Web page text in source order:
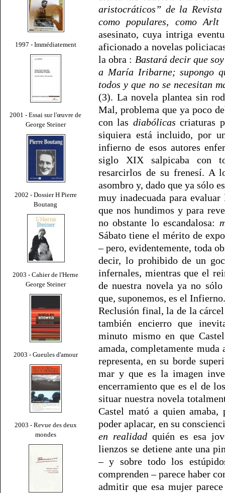
1997 - Immédiatement
2001 - Essai sur l'œuvre de
George Steiner
2002 - Dossier H Pierre
Boutang
2003 - Cahier de l'Herne
George Steiner
2003 - Gueules d'amour
2003 - Revue des deux
mondes
aristocráticos” de la
como populares, como Arlt
asesinato, cuya intriga
aficionado a novelas
la obra : Bastará decir que
a María Iribarne; supongo
todos y que no se necesitan
(3). La novela plantea sin
Mal, problema que ya poco
con las diabólicas criaturas
siquiera está incluido, por
infierno de esos autores
siglo XIX salpicaba con
resarcirlos de su frenesí. A
asombro y, dado que ya sólo
muy inadecuada para
que nos hundimos y para
no obstante lo escandalosa:
Sábato tiene el mérito de
– pero, evidentemente, toda
decir, lo prohibido de un
infernales, mientras que el
de nuestra novela ya no
que, suponemos, es el Infierno.
Reclusión final, la de la
también encierro que
minuto mismo en que
amada, completamente
representa, en su borde
mar y que es la imagen
encerramiento que es el de
situar nuestra novela
Castel mató a quien
poder aplacar, en su
en realidadquién es esa
lienzos se detiene ante una
– y sobre todo los
comprenden – parece haber
admitir que esa mujer